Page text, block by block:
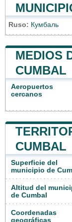
Ruso: Кумбаль
MEDIOS
CUMBAL
Aeropuertos
cercanos
CUMBAL
Superficie del
municipio de
Altitud del
de Cumbal
Coordenadas
geográficas